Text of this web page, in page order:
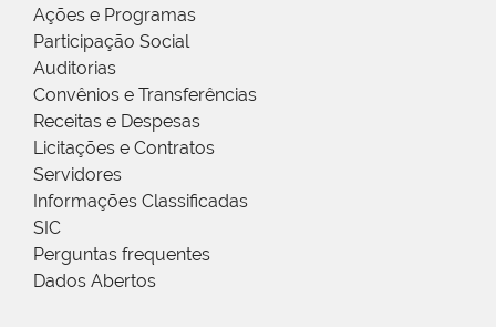
Ações e Programas
Participação Social
Auditorias
Convênios e Transferências
Receitas e Despesas
Licitações e Contratos
Servidores
Informações Classificadas
SIC
Perguntas frequentes
Dados Abertos